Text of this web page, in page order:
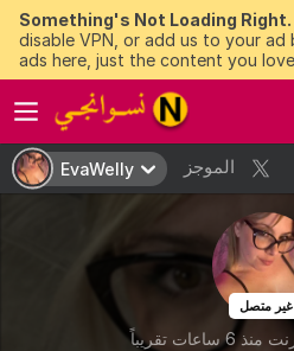
Something's Not Loading Right.
disable VPN, or add us to your
ads here, just the content you
EvaWelly الموجز
غير متصل
تقريباً